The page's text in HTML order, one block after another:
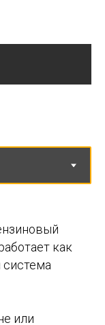
как
система
или